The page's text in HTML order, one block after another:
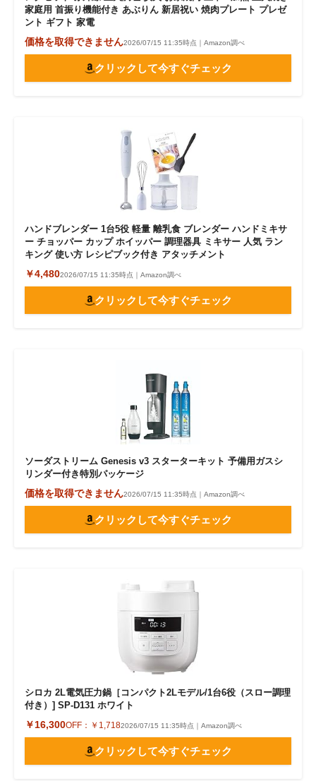
家庭用 首振り機能付き あぶりん 新居祝い 焼肉プレート プレゼ
ント ギフト 家電
価格を取得できません2026/07/15 11:35時点｜Amazon調べ
クリックして今すぐチェック
ハンドブレンダー 1台5役 軽量 離乳食 ブレンダー ハンドミキサ
ー チョッパー カップ ホイッパー 調理器具 ミキサー 人気 ラン
キング 使い方 レシピブック付き アタッチメント
￥4,4802026/07/15 11:35時点｜Amazon調べ
クリックして今すぐチェック
ソーダストリーム Genesis v3 スターターキット 予備用ガスシ
リンダー付き特別パッケージ
価格を取得できません2026/07/15 11:35時点｜Amazon調べ
クリックして今すぐチェック
シロカ 2L電気圧力鍋［コンパクト2Lモデル/1台6役（スロー調理
付き）] SP-D131 ホワイト
￥16,300OFF： ￥1,7182026/07/15 11:35時点｜Amazon調べ
クリックして今すぐチェック